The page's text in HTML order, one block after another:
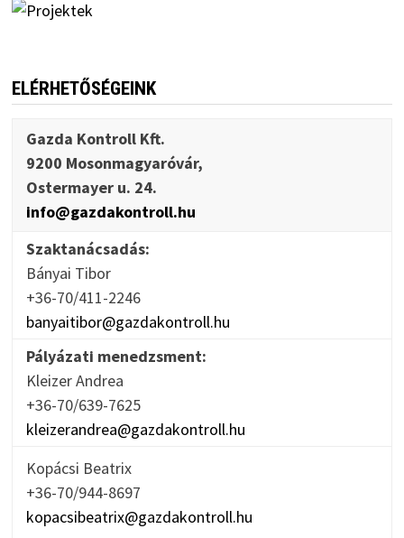
ELÉRHETŐSÉGEINK
Gazda Kontroll Kft.
9200 Mosonmagyaróvár,
Ostermayer u. 24.
info@gazdakontroll.hu
Szaktanácsadás:
Bányai Tibor
+36-70/411-2246
banyaitibor@gazdakontroll.hu
Pályázati menedzsment:
Kleizer Andrea
+36-70/639-7625
kleizerandrea@gazdakontroll.hu
Kopácsi Beatrix
+36-70/944-8697
kopacsibeatrix@gazdakontroll.hu